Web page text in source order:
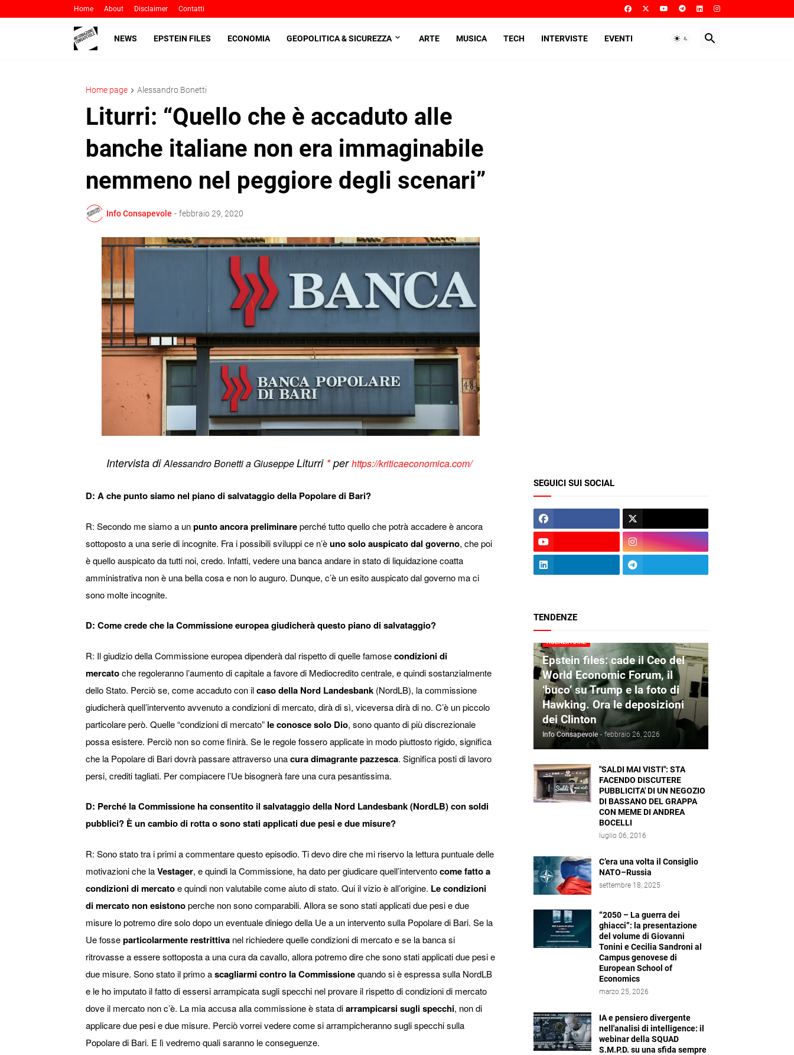
Home About Disclaimer Contatti
NEWS EPSTEIN FILES ECONOMIA GEOPOLITICA & SICUREZZA ARTE MUSICA TECH INTERVISTE EVENTI
Home page Alessandro Bonetti
Liturri: “Quello che è accaduto alle
banche italiane non era immaginabile
nemmeno nel peggiore degli scenari”
Info Consapevole - febbraio 29, 2020
Intervista diAlessandro Bonetti a GiuseppeLiturri *perhttps://kriticaeconomica.com/
D: A che punto siamo nel piano di salvataggio della Popolare di Bari?
R: Secondo me siamo a unpunto ancora preliminareperché tutto quello che potrà accadere è ancora
sottoposto a una serie di incognite. Fra i possibili sviluppi ce n’èuno solo auspicato dal governo, che poi
è quello auspicato da tutti noi, credo. Infatti, vedere una banca andare in stato di liquidazione coatta
amministrativa non è una bella cosa e non lo auguro. Dunque, c’è un esito auspicato dal governo ma ci
sono molte incognite.
D: Come crede che la Commissione europea giudicherà questo piano di salvataggio?
R: Il giudizio della Commissione europea dipenderà dal rispetto di quelle famosecondizioni di
mercatoche regoleranno l’aumento di capitale a favore di Mediocredito centrale, e quindi sostanzialmente
dello Stato. Perciò se, come accaduto con ilcaso della Nord Landesbank (NordLB), la commissione
giudicherà quell’intervento avvenuto a condizioni di mercato, dirà di sì, viceversa dirà di no. C’è un piccolo
particolare però. Quelle “condizioni di mercato” le conosce solo Dio, sono quanto di più discrezionale
possa esistere. Perciò non so come finirà. Se le regole fossero applicate in modo piuttosto rigido, significa
che la Popolare di Bari dovrà passare attraverso unacura dimagrante pazzesca. Significa posti di lavoro
persi, crediti tagliati. Per compiacere l’Ue bisognerà fare una cura pesantissima.
D: Perché la Commissione ha consentito il salvataggio della Nord Landesbank (NordLB) con soldi
pubblici? È un cambio di rotta o sono stati applicati due pesi e due misure?
R: Sono stato tra i primi a commentare questo episodio. Ti devo dire che mi riservo la lettura puntuale delle
motivazioni che laVestager, e quindi la Commissione, ha dato per giudicare quell’interventocome fatto a
condizioni di mercatoe quindi non valutabile come aiuto di stato. Qui il vizio è all’origine. Le condizioni
di mercato non esistonoperche non sono comparabili. Allora se sono stati applicati due pesi e due
misure lo potremo dire solo dopo un eventuale diniego della Ue a un intervento sulla Popolare di Bari. Se la
Ue fosseparticolarmente restrittiva nel richiedere quelle condizioni di mercato e se la banca si
ritrovasse a essere sottoposta a una cura da cavallo, allora potremo dire che sono stati applicati due pesi e
due misure. Sono stato il primo ascagliarmi contro la Commissionequando si è espressa sulla NordLB
e le ho imputato il fatto di essersi arrampicata sugli specchi nel provare il rispetto di condizioni di mercato
dove il mercato non c’è. La mia accusa alla commissione è stata diarrampicarsi sugli specchi, non di
applicare due pesi e due misure. Perciò vorrei vedere come si arrampicheranno sugli specchi sulla
Popolare di Bari. E lì vedremo quali saranno le conseguenze.
SEGUICI SUI SOCIAL
TENDENZE
AGENZIA DIRE
Epstein files: cade il Ceo del
World Economic Forum, il
‘buco’ su Trump e la foto di
Hawking. Ora le deposizioni
dei Clinton
Info Consapevole - febbraio 26, 2026
"SALDI MAI VISTI": STA
FACENDO DISCUTERE
PUBBLICITA' DI UN NEGOZIO
DI BASSANO DEL GRAPPA
CON MEME DI ANDREA
BOCELLI
luglio 06, 2016
C’era una volta il Consiglio
NATO–Russia
settembre 18, 2025
“2050 – La guerra dei
ghiacci”: la presentazione
del volume di Giovanni
Tonini e Cecilia Sandroni al
Campus genovese di
European School of
Economics
marzo 25, 2026
IA e pensiero divergente
nell'analisi di intelligence: il
webinar della SQUAD
S.M.P.D. su una sfida sempre